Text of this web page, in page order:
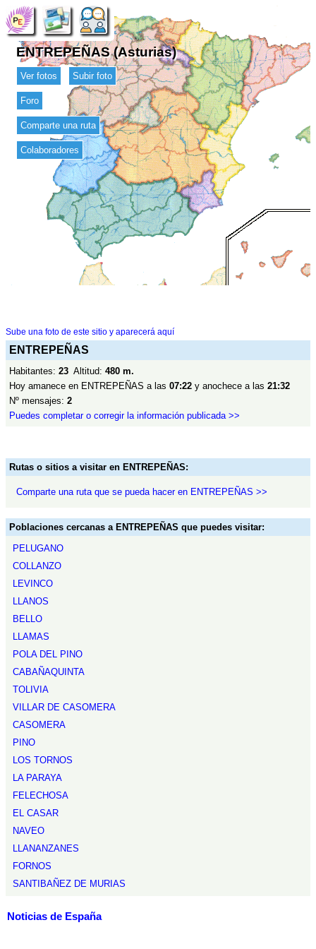
ENTREPEÑAS (Asturias)
Ver fotos Subir foto
Foro
Comparte una ruta
Colaboradores
Sube una foto de este sitio y aparecerá aquí
ENTREPEÑAS
Habitantes: 23 Altitud: 480 m.
Hoy amanece en ENTREPEÑAS a las 07:22 y anochece a las 21:32
Nº mensajes: 2
Puedes completar o corregir la información publicada >>
Rutas o sitios a visitar en ENTREPEÑAS:
Comparte una ruta que se pueda hacer en ENTREPEÑAS >>
Poblaciones cercanas a ENTREPEÑAS que puedes visitar:
PELUGANO
COLLANZO
LEVINCO
LLANOS
BELLO
LLAMAS
POLA DEL PINO
CABAÑAQUINTA
TOLIVIA
VILLAR DE CASOMERA
CASOMERA
PINO
LOS TORNOS
LA PARAYA
FELECHOSA
EL CASAR
NAVEO
LLANANZANES
FORNOS
SANTIBAÑEZ DE MURIAS
Noticias de España